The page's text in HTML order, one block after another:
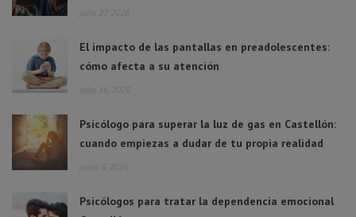
julio 27, 2026
El impacto de las pantallas en preadolescentes:
cómo afecta a su atención
julio 16, 2026
Psicólogo para superar la luz de gas en Castellón:
cuando empiezas a dudar de tu propia realidad
junio 6, 2026
Psicólogos para tratar la dependencia emocional